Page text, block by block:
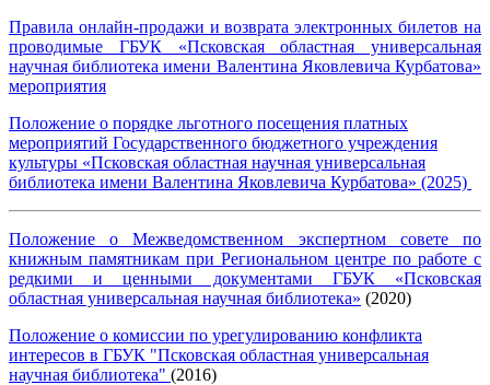
Правила онлайн-продажи и возврата электронных билетов на
проводимые ГБУК «Псковская областная универсальная
научная библиотека имени Валентина Яковлевича Курбатова»
мероприятия
Положение о порядке льготного посещения платных
мероприятий Государственного бюджетного учреждения
культуры «Псковская областная научная универсальная
библиотека имени Валентина Яковлевича Курбатова» (2025)
Положение о Межведомственном экспертном совете по
книжным памятникам при Региональном центре по работе с
редкими и ценными документами ГБУК «Псковская
областная универсальная научная библиотека» (2020)
Положение о комиссии по урегулированию конфликта
интересов в ГБУК "Псковская областная универсальная
научная библиотека" (2016)